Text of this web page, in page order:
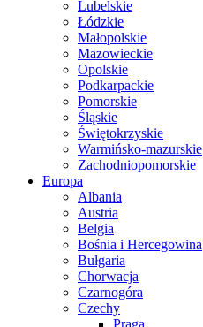
Lubelskie
Łódzkie
Małopolskie
Mazowieckie
Opolskie
Podkarpackie
Pomorskie
Śląskie
Świętokrzyskie
Warmińsko-mazurskie
Zachodniopomorskie
Europa
Albania
Austria
Belgia
Bośnia i Hercegowina
Bułgaria
Chorwacja
Czarnogóra
Czechy
Praga